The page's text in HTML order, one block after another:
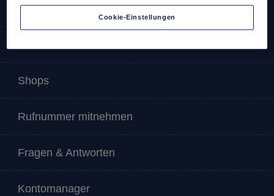
Service & Info
Shops
Rufnummer mitnehmen
Fragen & Antworten
Kontomanager
Cookie-Einstellungen